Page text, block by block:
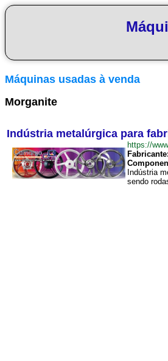
Máquinas usadas à venda
Morganite
Indústria metalúrgica para
https://
Fabricante:
Indústria
sendo